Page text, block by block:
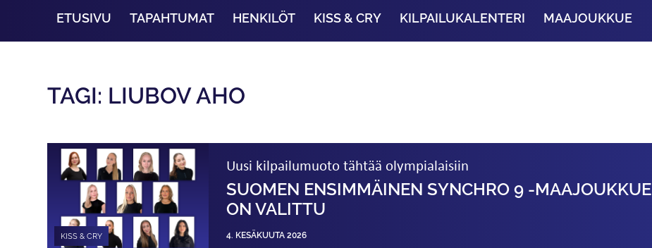
ETUSIVU TAPAHTUMAT HENKILÖT KISS & CRY KILPAILUKALENTERI MAAJOUKKUE
TAGI: LIUBOV AHO
KISS & CRY
Uusi kilpailumuoto tähtää olympialaisiin
SUOMEN ENSIMMÄINEN SYNCHRO 9 -MAAJOUKKUE
ON VALITTU
4. KESÄKUUTA 2026